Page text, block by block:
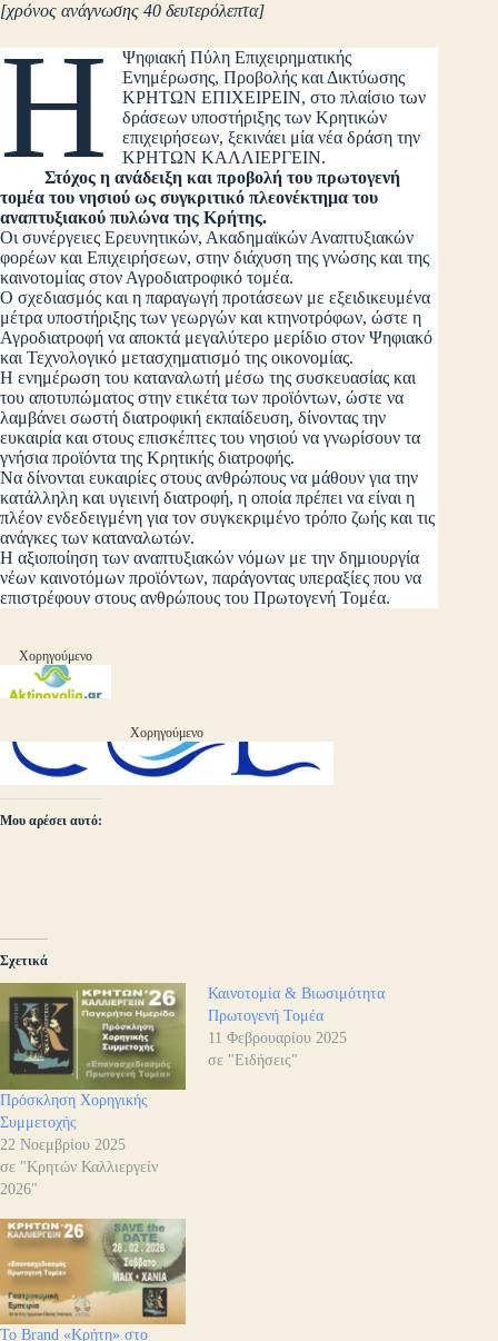
[χρόνος ανάγνωσης 40 δευτερόλεπτα]
Η
Ψηφιακή Πύλη Επιχειρηματικής
Ενημέρωσης, Προβολής και Δικτύωσης
ΚΡΗΤΩΝ ΕΠΙΧΕΙΡΕΙΝ, στο πλαίσιο των
δράσεων υποστήριξης των Κρητικών
επιχειρήσεων, ξεκινάει μία νέα δράση την
ΚΡΗΤΩΝ ΚΑΛΛΙΕΡΓΕΙΝ.
Στόχος η ανάδειξη και προβολή του πρωτογενή
τομέα του νησιού ως συγκριτικό πλεονέκτημα του
αναπτυξιακού πυλώνα της Κρήτης.
Οι συνέργειες Ερευνητικών, Ακαδημαϊκών Αναπτυξιακών
φορέων και Επιχειρήσεων, στην διάχυση της γνώσης και της
καινοτομίας στον Αγροδιατροφικό τομέα.
Ο σχεδιασμός και η παραγωγή προτάσεων με εξειδικευμένα
μέτρα υποστήριξης των γεωργών και κτηνοτρόφων, ώστε η
Αγροδιατροφή να αποκτά μεγαλύτερο μερίδιο στον Ψηφιακό
και Τεχνολογικό μετασχηματισμό της οικονομίας.
Η ενημέρωση του καταναλωτή μέσω της συσκευασίας και
του αποτυπώματος στην ετικέτα των προϊόντων, ώστε να
λαμβάνει σωστή διατροφική εκπαίδευση, δίνοντας την
ευκαιρία και στους επισκέπτες του νησιού να γνωρίσουν τα
γνήσια προϊόντα της Κρητικής διατροφής.
Να δίνονται ευκαιρίες στους ανθρώπους να μάθουν για την
κατάλληλη και υγιεινή διατροφή, η οποία πρέπει να είναι η
πλέον ενδεδειγμένη για τον συγκεκριμένο τρόπο ζωής και τις
ανάγκες των καταναλωτών.
Η αξιοποίηση των αναπτυξιακών νόμων με την δημιουργία
νέων καινοτόμων προϊόντων, παράγοντας υπεραξίες που να
επιστρέφουν στους ανθρώπους του Πρωτογενή Τομέα.
Χορηγούμενο
Χορηγούμενο
Μου αρέσει αυτό:
Σχετικά
Πρόσκληση Χορηγικής
Συμμετοχής
22 Νοεμβρίου 2025
σε "Κρητών Καλλιεργείν
2026"
Καινοτομία & Βιωσιμότητα
Πρωτογενή Τομέα
11 Φεβρουαρίου 2025
σε "Ειδήσεις"
Το Brand «Κρήτη» στο